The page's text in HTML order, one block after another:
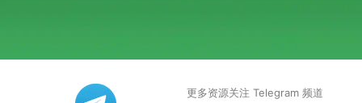
更多资源关注 Telegram 频道